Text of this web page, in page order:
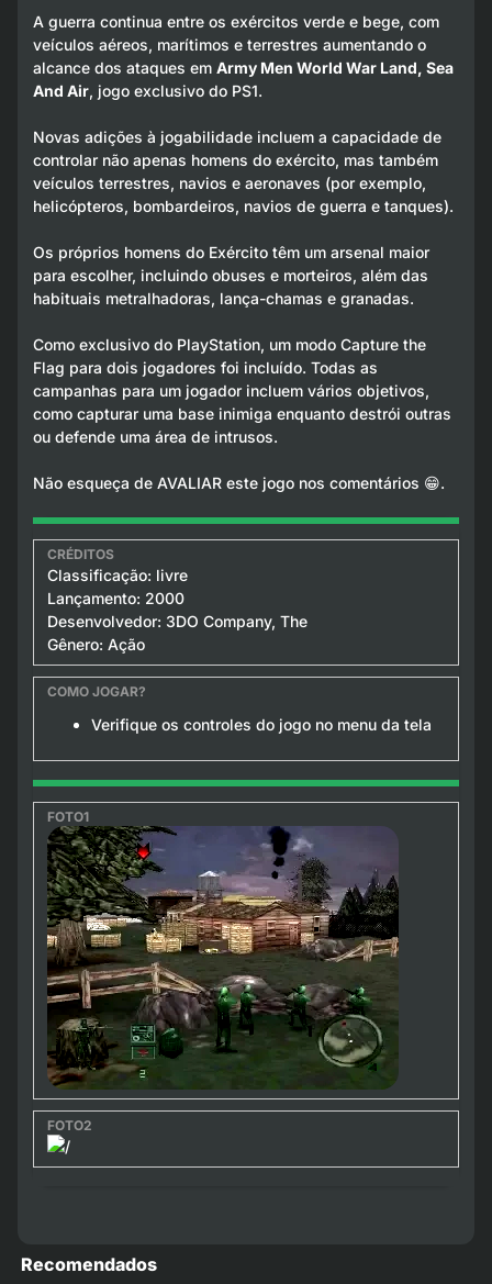
A guerra continua entre os exércitos verde e bege, com
veículos aéreos, marítimos e terrestres aumentando o
alcance dos ataques em Army Men World War Land, Sea
And Air, jogo exclusivo do PS1.
Novas adições à jogabilidade incluem a capacidade de
controlar não apenas homens do exército, mas também
veículos terrestres, navios e aeronaves (por exemplo,
helicópteros, bombardeiros, navios de guerra e tanques).
Os próprios homens do Exército têm um arsenal maior
para escolher, incluindo obuses e morteiros, além das
habituais metralhadoras, lança-chamas e granadas.
Como exclusivo do PlayStation, um modo Capture the
Flag para dois jogadores foi incluído. Todas as
campanhas para um jogador incluem vários objetivos,
como capturar uma base inimiga enquanto destrói outras
ou defende uma área de intrusos.
Não esqueça de AVALIAR este jogo nos comentários 😁.
Classificação: livre
Lançamento: 2000
Desenvolvedor: 3DO Company, The
Gênero: Ação
Verifique os controles do jogo no menu da tela
Recomendados